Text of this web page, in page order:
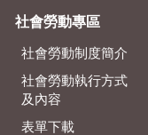
社會勞動專區
社會勞動制度簡介
社會勞動執行方式
及內容
表單下載